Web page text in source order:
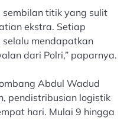
sembilan titik yang sulit
ekstra. Setiap
mendapatkan
dari Polri,” paparnya.
Abdul Wadud
pendistribusian logistik
hari. Mulai 9 hingga